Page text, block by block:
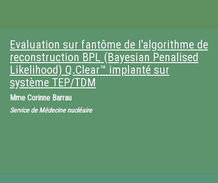
Evaluation sur fantôme de l'algorithme de
reconstruction BPL (Bayesian Penalised
Likelihood) Q.Clear™ implanté sur
système TEP/TDM
Mme Corinne Barrau
Service de Médecine nucléaire